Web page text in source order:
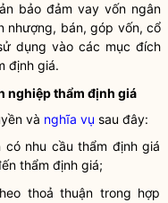
bảo đảm vay vốn ngân
nhượng, bán, góp vốn, cổ
dụng vào các mục đích
định giá.
nghiệpthẩm định giá
và nghĩa vụ sau đây:
có nhu cầuthẩm định giá
thẩm định giá;
thoả thuận trong hợp